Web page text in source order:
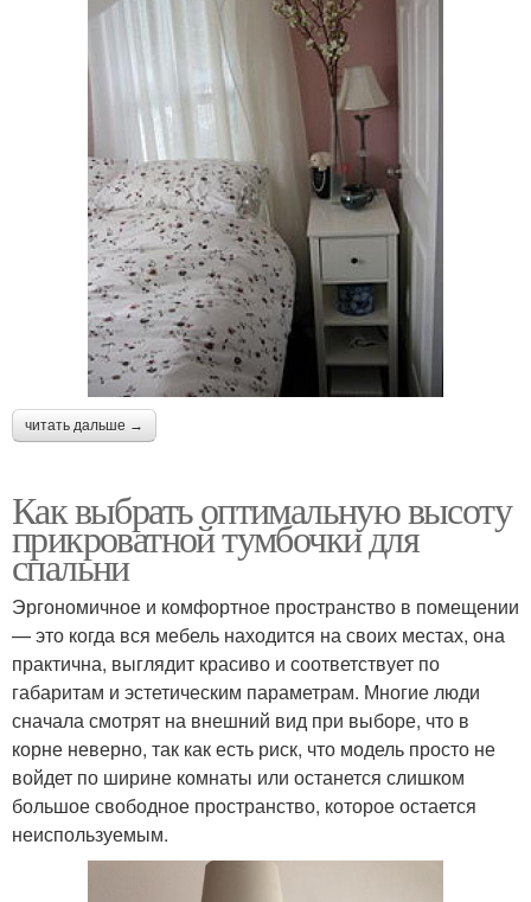
читать дальше →
Как выбрать оптимальную высоту
прикроватной тумбочки для
спальни
Эргономичное и комфортное пространство в помещении
— это когда вся мебель находится на своих местах, она
практична, выглядит красиво и соответствует по
габаритам и эстетическим параметрам. Многие люди
сначала смотрят на внешний вид при выборе, что в
корне неверно, так как есть риск, что модель просто не
войдет по ширине комнаты или останется слишком
большое свободное пространство, которое остается
неиспользуемым.